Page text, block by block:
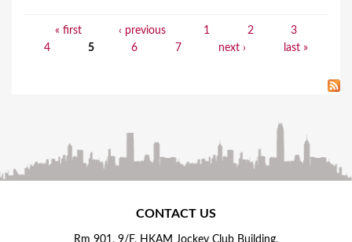
« first ‹ previous 1 2
3
4
5 6 7 next › last »
CONTACT US
Rm 901, 9/F, HKAM Jockey Club Building,